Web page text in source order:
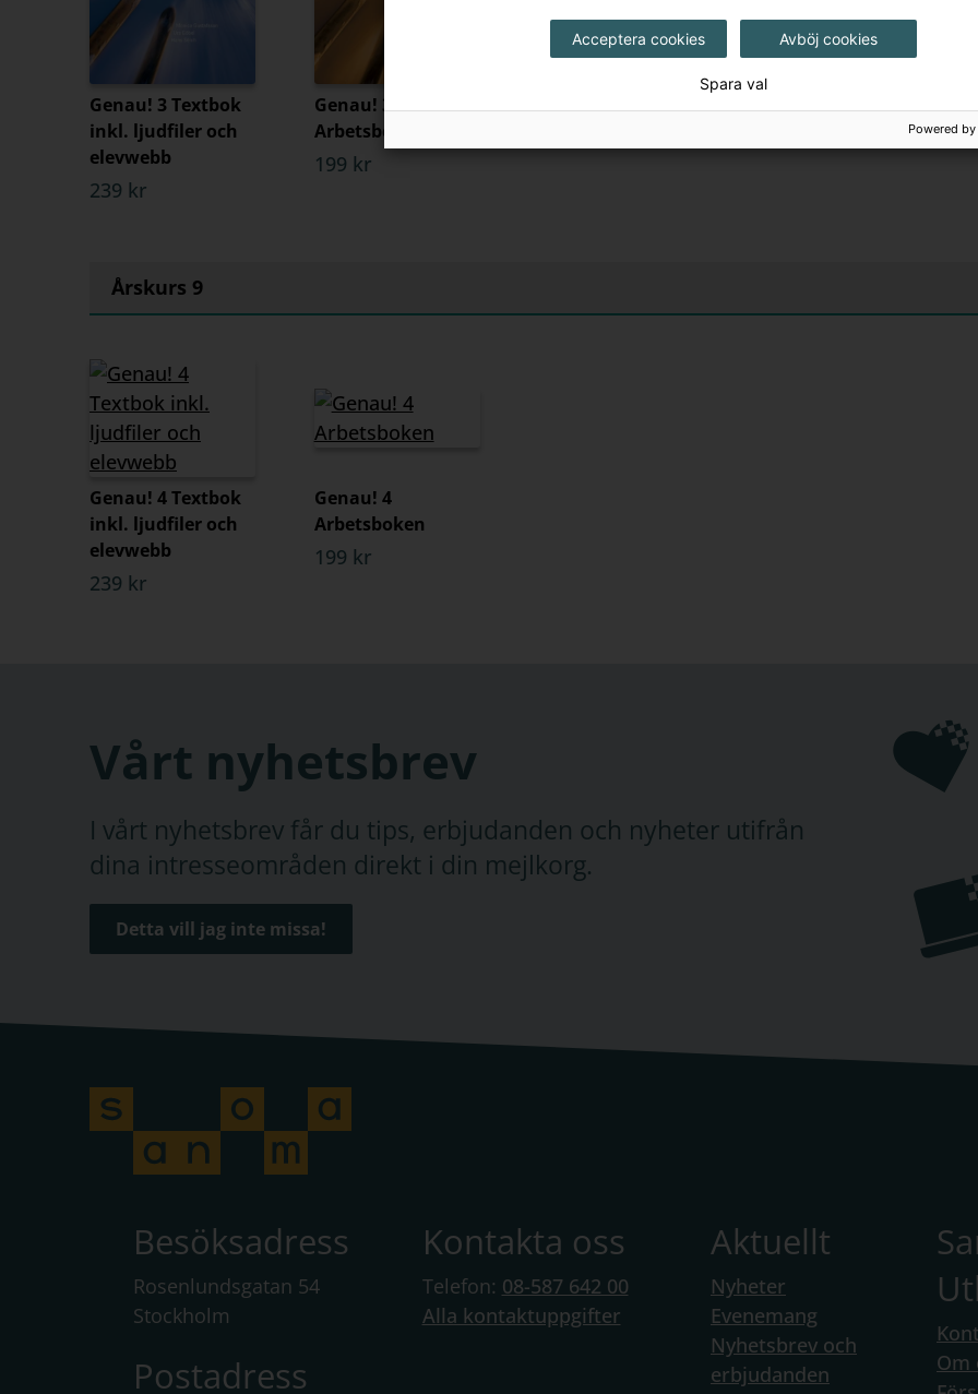
Genau! 3 Textbok
inkl. ljudfiler och
elevwebb
239 kr
Genau! 3
Arbetsboken
199 kr
Årskurs 9
Genau! 4 Textbok
inkl. ljudfiler och
elevwebb
239 kr
Genau! 4
Arbetsboken
199 kr
Vårt nyhetsbrev
I vårt nyhetsbrev får du tips, erbjudanden och nyheter utifrån
dina intresseområden direkt i din mejlkorg.
Detta vill jag inte missa!
Besöksadress
Rosenlundsgatan 54
Stockholm
Postadress
Kontakta oss
Telefon: 08-587 642 00
Alla kontaktuppgifter
Aktuellt
Nyheter
Evenemang
Nyhetsbrev och
erbjudanden
Om
Acceptera cookies Avböj cookies
Spara val
Powered by